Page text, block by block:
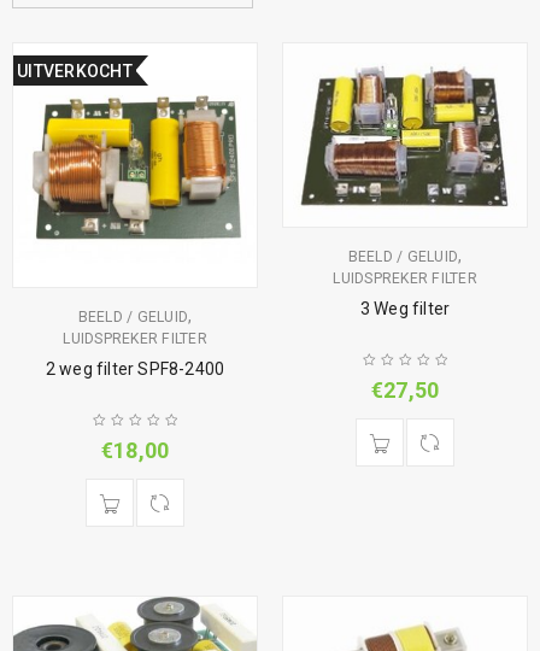
UITVERKOCHT
BEELD / GELUID,
LUIDSPREKER FILTER
2 weg filter SPF8-2400
€18,00
BEELD / GELUID,
LUIDSPREKER FILTER
3 Weg filter
€27,50